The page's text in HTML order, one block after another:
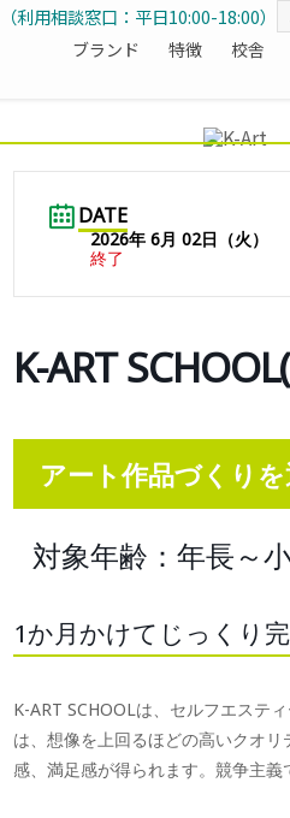
ブランド 特徴 校舎
（利用相談窓口：平日10:00-18:00）
DATE
2026年 6月 02日（火）
終了
K-ART
アート作品づくり
対象年齢：年長～
1か月かけてじっくり
K-ART SCHOOLは、セルフエステ
は、想像を上回るほどの高いクオ
感、満足感が得られます。競争主義